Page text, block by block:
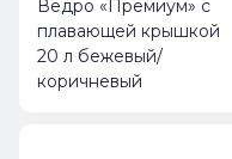
Ведро «Премиум» с
плавающей крышкой
20 л бежевый/
коричневый